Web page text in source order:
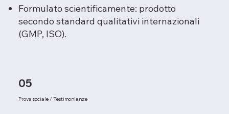
Formulato scientificamente: prodotto
secondo standard qualitativi internazionali
(GMP, ISO).
05
Prova sociale / Testimonianze